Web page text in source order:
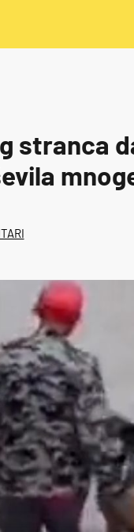
stranca